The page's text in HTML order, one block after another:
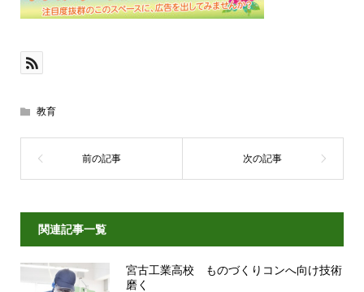
教育
関連記事一覧
宮古工業高校 ものづくりコンへ向け技術
磨く